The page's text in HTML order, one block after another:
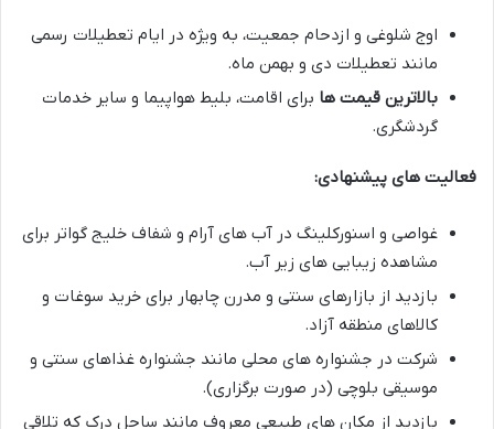
اوج شلوغی و ازدحام جمعیت، به ویژه در ایام تعطیلات رسمی
مانند تعطیلات دی و بهمن ماه.
بالاترین قیمت ها برای اقامت، بلیط هواپیما و سایر خدمات
گردشگری.
فعالیت های پیشنهادی:
غواصی و اسنورکلینگ در آب های آرام و شفاف خلیج گواتر برای
مشاهده زیبایی های زیر آب.
بازدید از بازارهای سنتی و مدرن چابهار برای خرید سوغات و
کالاهای منطقه آزاد.
شرکت در جشنواره های محلی مانند جشنواره غذاهای سنتی و
موسیقی بلوچی (در صورت برگزاری).
بازدید از مکان های طبیعی معروف مانند ساحل درک که تلاقی